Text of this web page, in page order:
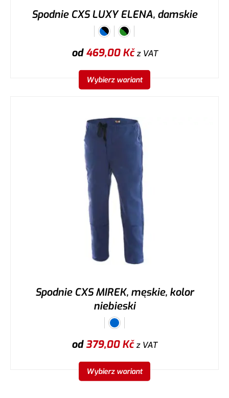
Spodnie CXS LUXY ELENA, damskie
od469,00Kčz VAT
Wybierz wariant
Spodnie CXS MIREK, męskie, kolor
niebieski
od379,00Kčz VAT
Wybierz wariant